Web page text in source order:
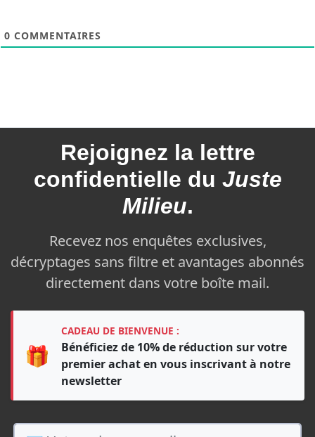
0 COMMENTAIRES
Rejoignez la lettre
confidentielle du Juste
Milieu.
Recevez nos enquêtes exclusives,
décryptages sans filtre et avantages abonnés
directement dans votre boîte mail.
🎁
CADEAU DE BIENVENUE :
Bénéficiez de 10% de réduction sur votre
premier achat en vous inscrivant à notre
newsletter